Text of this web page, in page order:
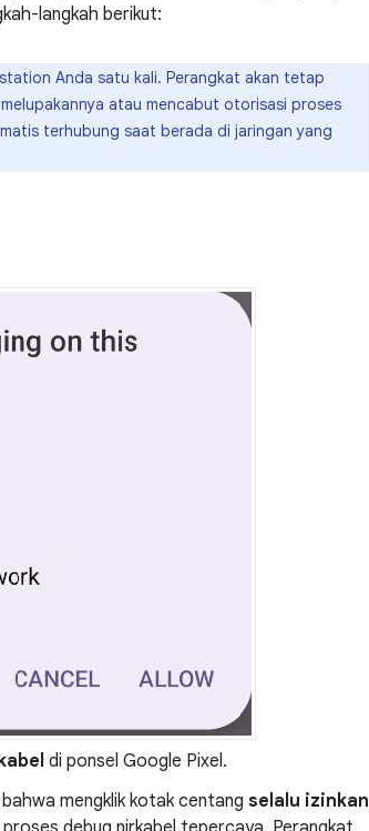
langkah berikut:
Anda satu kali. Perangkat akan tetap
atau mencabut otorisasi proses
terhubung saat berada di jaringan yang
di ponsel Google Pixel.
mengklik kotak centang selalu izinkan